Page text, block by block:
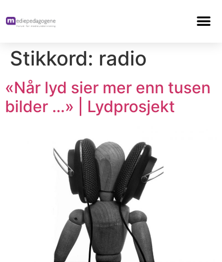
Stikkord: radio
«Når lyd sier mer enn tusen
bilder …» | Lydprosjekt